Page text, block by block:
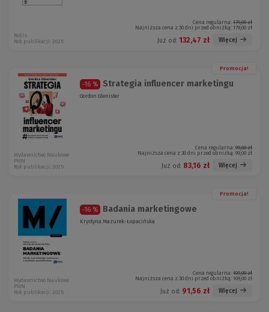
Cena regularna: 179,00 zł
Najniższa cena z 30 dni przed obniżką: 179,00 zł
Już od: 132,47 zł Więcej
Rebis
Rok publikacji: 2025
Promocja!
-16 % Strategia influencer marketingu
Gordon Glenister
Cena regularna: 99,00 zł
Najniższa cena z 30 dni przed obniżką: 99,00 zł
Już od: 83,16 zł Więcej
Wydawnictwo Naukowe
PWN
Rok publikacji: 2025
Promocja!
-16 % Badania marketingowe
Krystyna Mazurek-Łopacińska
Cena regularna: 109,00 zł
Najniższa cena z 30 dni przed obniżką: 109,00 zł
Już od: 91,56 zł Więcej
Wydawnictwo Naukowe
PWN
Rok publikacji: 2025